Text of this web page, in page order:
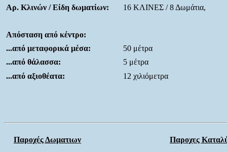
Αρ. Κλινών / Είδη δωματίων:
16 ΚΛΙΝΕΣ / 8 Δωμάτια,
Απόσταση από κέντρο:
...από μεταφορικά μέσα:
50 μέτρα
...από θάλασσα:
5 μέτρα
...από αξιοθέατα:
12 χιλιόμετρα
Παροχές Δωματιων Παροχες